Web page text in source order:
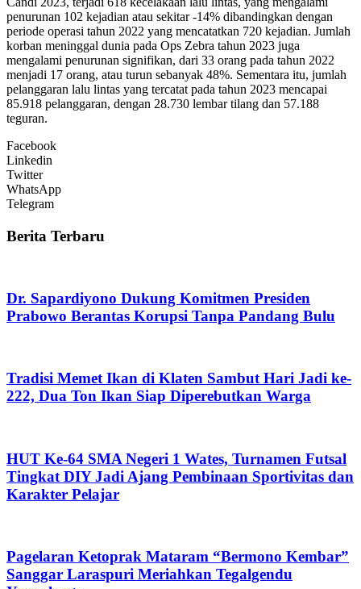
penurunan 102 kejadian atau sekitar -14% dibandingkan dengan
periode operasi tahun 2022 yang mencatatkan 720 kejadian. Jumlah
korban meninggal dunia pada Ops Zebra tahun 2023 juga
mengalami penurunan signifikan, dari 33 orang pada tahun 2022
menjadi 17 orang, atau turun sebanyak 48%. Sementara itu, jumlah
pelanggaran lalu lintas yang tercatat pada tahun 2023 mencapai
85.918 pelanggaran, dengan 28.730 lembar tilang dan 57.188
teguran.
Facebook
Linkedin
Twitter
WhatsApp
Telegram
Berita Terbaru
Dr. Sapardiyono Dukung Komitmen Presiden
Prabowo Berantas Korupsi Tanpa Pandang Bulu
Tradisi Memet Ikan di Klaten Sambut Hari Jadi ke-
222, Dua Ton Ikan Siap Diperebutkan Warga
HUT Ke-64 SMA Negeri 1 Wates, Turnamen Futsal
Tingkat DIY Jadi Ajang Pembinaan Sportivitas dan
Karakter Pelajar
Pagelaran Ketoprak Mataram “Bermono Kembar”
Sanggar Laraspuri Meriahkan Tegalgendu